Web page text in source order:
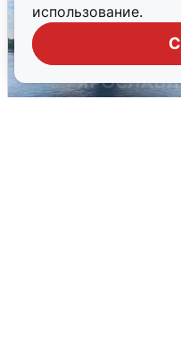
использование.